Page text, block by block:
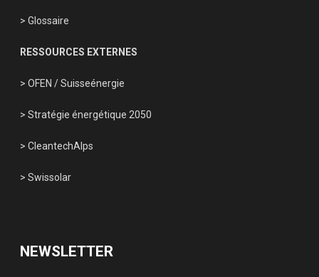
> Glossaire
RESSOURCES EXTERNES
> OFEN /Suisseénergie
> Stratégie énergétique 2050
> CleantechAlps
> Swissolar
NEWSLETTER